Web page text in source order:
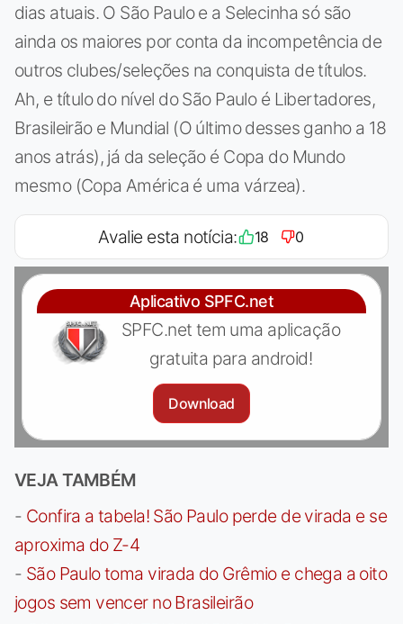
dias atuais. O São Paulo e a Selecinha só são
ainda os maiores por conta da incompetência de
outros clubes/seleções na conquista de títulos.
Ah, e título do nível do São Paulo é Libertadores,
Brasileirão e Mundial (O último desses ganho a 18
anos atrás), já da seleção é Copa do Mundo
mesmo (Copa América é uma várzea).
Avalie esta notícia: 18 0
Aplicativo SPFC.net
SPFC.net tem uma aplicação
gratuita para android!
Download
VEJA TAMBÉM
- Confira a tabela! São Paulo perde de virada e se
aproxima do Z-4
- São Paulo toma virada do Grêmio e chega a oito
jogos sem vencer no Brasileirão